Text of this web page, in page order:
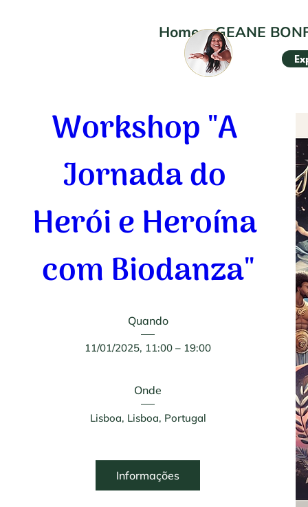
Home•GEANE
Workshop "A
Jornada do
Herói e Heroína
com Biodanza"
Quando
11/01/2025, 11:00 – 19:00
Onde
Lisboa, Lisboa, Portugal
Informações